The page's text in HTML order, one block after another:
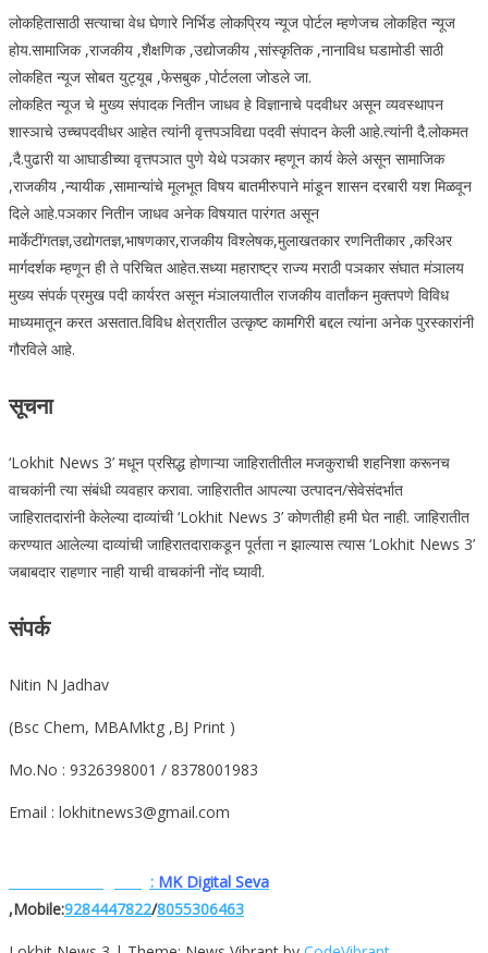
लोकहितासाठी सत्याचा वेध घेणारे निर्भिड लोकप्रिय न्यूज पोर्टल म्हणेजच लोकहित न्यूज
होय.सामाजिक ,राजकीय ,शैक्षणिक ,उद्योजकीय ,सांस्कृतिक ,नानाविध घडामोडी साठी
लोकहित न्यूज सोबत युट्यूब ,फेसबुक ,पोर्टलला जोडले जा.
लोकहित न्यूज चे मुख्य संपादक नितीन जाधव हे विज्ञानाचे पदवीधर असून व्यवस्थापन
शास्ञाचे उच्चपदवीधर आहेत त्यांनी वृत्तपञविद्या पदवी संपादन केली आहे.त्यांनी दै.लोकमत
,दै.पुढारी या आघाडीच्या वृत्तपञात पुणे येथे पञकार म्हणून कार्य केले असून सामाजिक
,राजकीय ,न्यायीक ,सामान्यांचे मूलभूत विषय बातमीरुपाने मांडून शासन दरबारी यश मिळवून
दिले आहे.पञकार नितीन जाधव अनेक विषयात पारंगत असून
मार्केटींगतज्ञ,उद्योगतज्ञ,भाषणकार,राजकीय विश्लेषक,मुलाखतकार रणनितीकार ,करिअर
मार्गदर्शक म्हणून ही ते परिचित आहेत.सध्या महाराष्ट्र राज्य मराठी पञकार संघात मंञालय
मुख्य संपर्क प्रमुख पदी कार्यरत असून मंञालयातील राजकीय वार्तांकन मुक्तपणे विविध
माध्यमातून करत असतात.विविध क्षेत्रातील उत्कृष्ट कामगिरी बद्दल त्यांना अनेक पुरस्कारांनी
गौरविले आहे.
सूचना
‘Lokhit News 3’ मधून प्रसिद्ध होणाऱ्या जाहिरातीतील मजकुराची शहनिशा करूनच
वाचकांनी त्या संबंधी व्यवहार करावा. जाहिरातीत आपल्या उत्पादन/सेवेसंदर्भात
जाहिरातदारांनी केलेल्या दाव्यांची ‘Lokhit News 3’ कोणतीही हमी घेत नाही. जाहिरातीत
करण्यात आलेल्या दाव्यांची जाहिरातदाराकडून पूर्तता न झाल्यास त्यास ‘Lokhit News 3’
जबाबदार राहणार नाही याची वाचकांनी नोंद घ्यावी.
संपर्क
Nitin N Jadhav
(Bsc Chem, MBAMktg ,BJ Print )
Mo.No : 9326398001 / 8378001983
Email : lokhitnews3@gmail.com
: MK Digital Seva
,Mobile:9284447822/8055306463